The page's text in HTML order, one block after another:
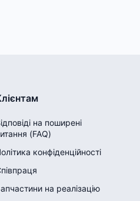
на поширені
(FAQ)
конфіденційності
на реалізацію